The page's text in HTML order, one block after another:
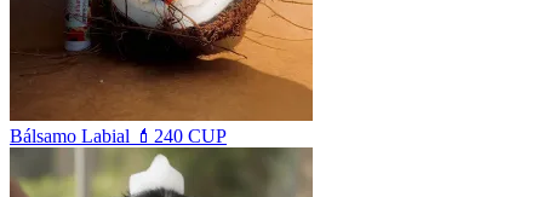
Bálsamo Labial 💄 240 CUP